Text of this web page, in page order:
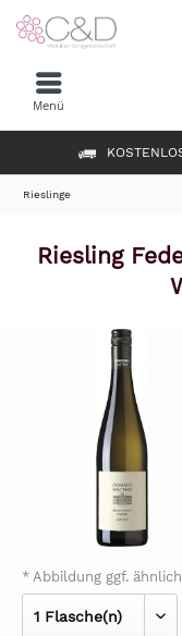
Menü
Rieslinge
Riesling
* Abbildung ggf.